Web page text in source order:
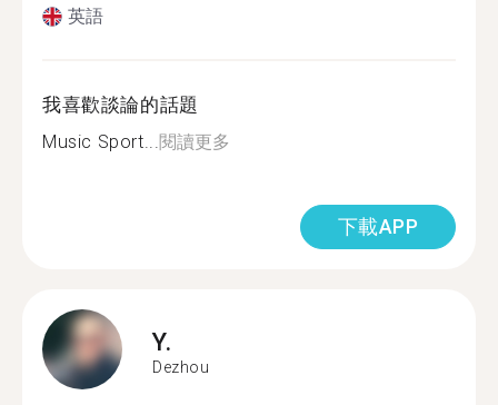
英語
我喜歡談論的話題
Music Sport...閱讀更多
下載APP
Y.
Dezhou